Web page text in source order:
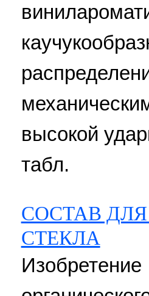
высокой
табл.
СОСТАВ
СТЕКЛА